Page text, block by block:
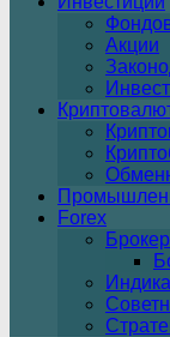
Акции
Forex